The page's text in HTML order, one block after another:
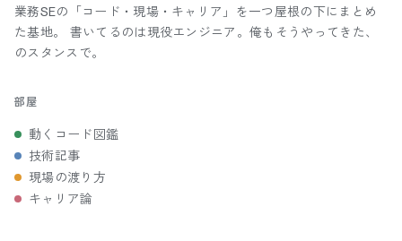
業務SEの「コード・現場・キャリア」を一つ屋根の下にまとめ
た基地。 書いてるのは現役エンジニア。俺もそうやってきた、
のスタンスで。
部屋
動くコード図鑑
技術記事
現場の渡り方
キャリア論